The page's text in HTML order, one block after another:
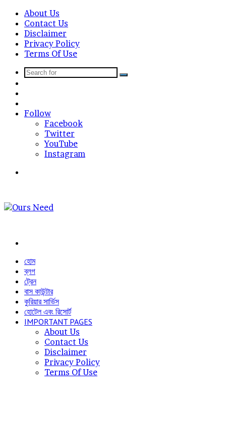
About Us
Contact Us
Disclaimer
Privacy Policy
Terms Of Use
Search
In
Follow
Facebook
Twitter
YouTube
Instagram
হোম
ব্লগ
ট্রেন
বাস কাউন্টার
কুরিয়ার সার্ভিস
হোটেল এবং রিসোর্ট
IMPORTANT PAGES
About Us
Contact Us
Disclaimer
Privacy Policy
Terms Of Use